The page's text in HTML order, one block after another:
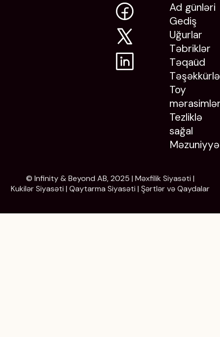
Ad günləri
Gediş
Uğurlar
Təbriklər
Təqaüd
Toy
Tezliklə
sağal
© Infinity & Beyond AB, 2025 | Məxfilik Siyasəti |
Kukilər Siyasəti | Qaytarma Siyasəti | Şərtlər və Qaydalar